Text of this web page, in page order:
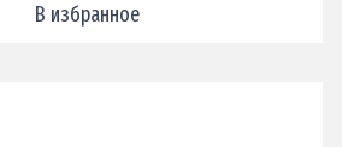
В избранное